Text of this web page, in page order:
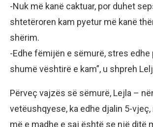
-Nuk më kanë caktuar, por duhet
shtetëroren kam pyetur më kanë
shërim.
-Edhe fëmijën e sëmurë, stres edhe
shumë vështirë e kam”, u shpreh
Përveç vajzës së sëmurë, Lejla –
vetëushqyese, ka edhe djalin 5-
më e madhe e saj është se një ditë